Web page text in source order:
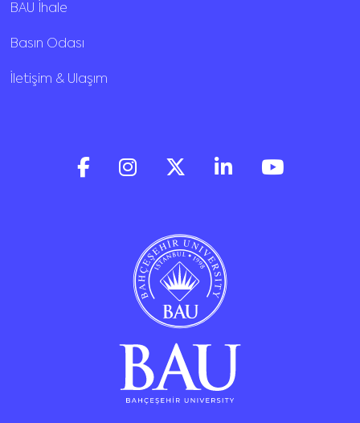
BAU İhale
Basın Odası
İletişim & Ulaşım